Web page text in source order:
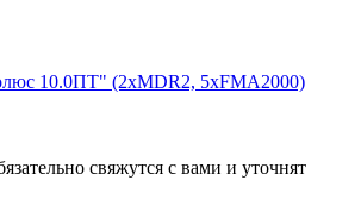
10.0ПТ" (2xMDR2, 5xFMA2000)
свяжутся с вами и уточнят